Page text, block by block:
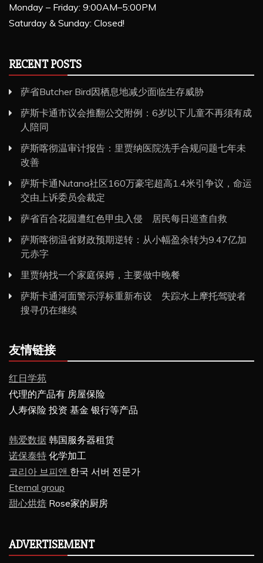
Monday – Friday: 9:00AM–5:00PM
Saturday & Sunday: Closed!
RECENT POSTS
萨省Butcher Bird因栖息地减少面临生存威胁
萨斯卡通市议会推翻公交附例：6岁以下儿童不再须有成
人陪同
萨斯喀彻温审计报告：里贾纳医院洗手合规问题七年未
改善
萨斯卡通Nutana社区160万豪宅超高1.4米引争议，命运
交由上诉委员会裁定
萨省百合花园遭红色甲虫入侵 居民每日巡查自救
萨斯喀彻温省财政预期逆转：从小幅盈余转为9.47亿加
元赤字
里贾纳找一个家庭保姆，主要做中晚餐
萨斯卡通河面警示浮标重新布设 失踪水上摩托驾驶者
搜寻仍在继续
友情链接
红日学苑
代理的产品有 房屋保险
人寿保险 投资 基金 银行等产品
韩爱数据 韩国服务器租赁
诺保泰特 化学加工
코리아 브피앤 한국 서버 전문가
Eternal group
甜心烘焙 Rose家的厨房
ADVERTISEMENT